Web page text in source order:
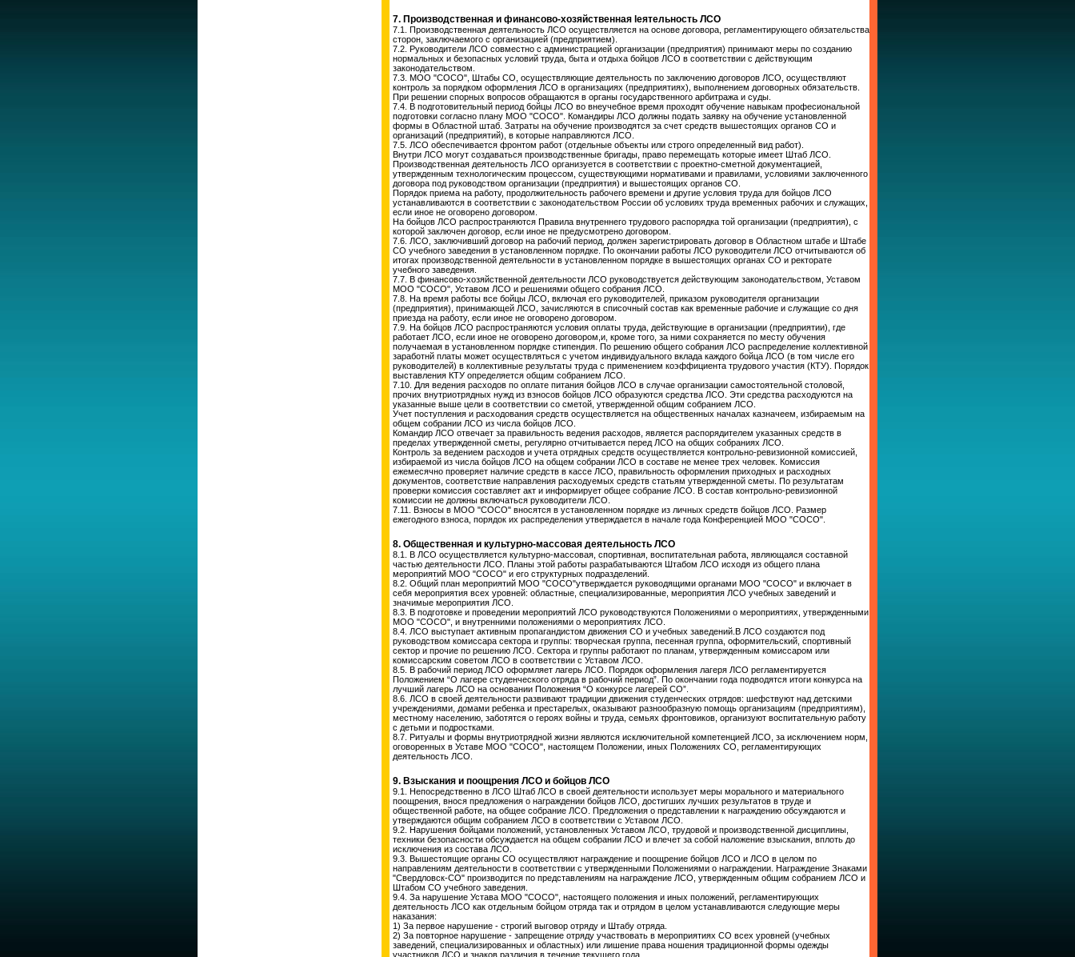
7. Производственная и финансово-хозяйственная lеятельность ЛСО
7.1. Производственная деятельность ЛСО осуществляется на основе договора, регламентирующего обязательства
сторон, заключаемого с организацией (предприятием).
7.2. Руководители ЛСО совместно с администрацией организации (предприятия) принимают меры по созданию
нормальных и безопасных условий труда, быта и отдыха бойцов ЛСО в соответствии с действующим
законодательством.
7.3. МОО "СОСО", Штабы СО, осуществляющие деятельность по заключению договоров ЛСО, осуществляют
контроль за порядком оформления ЛСО в организациях (предприятиях), выполнением договорных обязательств.
При решении спорных вопросов обращаются в органы государственного арбитража и суды.
7.4. В подготовительный период бойцы ЛСО во внеучебное время проходят обучение навыкам професиональной
подготовки согласно плану МОО "СОСО". Командиры ЛСО должны подать заявку на обучение установленной
формы в Областной штаб. Затраты на обучение производятся за счет средств вышестоящих органов СО и
организаций (предприятий), в которые направляются ЛСО.
7.5. ЛСО обеспечивается фронтом работ (отдельные объекты или строго определенный вид работ).
Внутри ЛСО могут создаваться производственные бригады, право перемещать которые имеет Штаб ЛСО.
Производственная деятельность ЛСО организуется в соответствии с проектно-сметной документацией,
утвержденным технологическим процессом, существующими нормативами и правилами, условиями заключенного
договора под руководством организации (предприятия) и вышестоящих органов СО.
Порядок приема на работу, продолжительность рабочего времени и другие условия труда для бойцов ЛСО
устанавливаются в соответствии с законодательством России об условиях труда временных рабочих и служащих,
если иное не оговорено договором.
На бойцов ЛСО распространяются Правила внутреннего трудового распорядка той организации (предприятия), с
которой заключен договор, если иное не предусмотрено договором.
7.6. ЛСО, заключивший договор на рабочий период, должен зарегистрировать договор в Областном штабе и Штабе
СО учебного заведения в установленном порядке. По окончании работы ЛСО руководители ЛСО отчитываются об
итогах производственной деятельности в установленном порядке в вышестоящих органах СО и ректорате
учебного заведения.
7.7. В финансово-хозяйственной деятельности ЛСО руководствуется действующим законодательством, Уставом
МОО "СОСО", Уставом ЛСО и решениями общего собрания ЛСО.
7.8. На время работы все бойцы ЛСО, включая его руководителей, приказом руководителя организации
(предприятия), принимающей ЛСО, зачисляются в списочный состав как временные рабочие и служащие со дня
приезда на работу, если иное не оговорено договором.
7.9. На бойцов ЛСО распространяются условия оплаты труда, действующие в организации (предприятии), где
работает ЛСО, если иное не оговорено договором,и, кроме того, за ними сохраняется по месту обучения
получаемая в установленном порядке стипендия. По решению общего собрания ЛСО распределение коллективной
заработнй платы может осуществляться с учетом индивидуального вклада каждого бойца ЛСО (в том числе его
руководителей) в коллективные результаты труда с применением коэффициента трудового участия (КТУ). Порядок
выставления КТУ определяется общим собранием ЛСО.
7.10. Для ведения расходов по оплате питания бойцов ЛСО в случае организации самостоятельной столовой,
прочих внутриотрядных нужд из взносов бойцов ЛСО образуются средства ЛСО. Эти средства расходуются на
указанные выше цели в соответствии со сметой, утвержденной общим собранием ЛСО.
Учет поступления и расходования средств осуществляется на общественных началах казначеем, избираемым на
общем собрании ЛСО из числа бойцов ЛСО.
Командир ЛСО отвечает за правильность ведения расходов, является распорядителем указанных средств в
пределах утвержденной сметы, регулярно отчитывается перед ЛСО на общих собраниях ЛСО.
Контроль за ведением расходов и учета отрядных средств осуществляется контрольно-ревизионной комиссией,
избираемой из числа бойцов ЛСО на общем собрании ЛСО в составе не менее трех человек. Комиссия
ежемесячно проверяет наличие средств в кассе ЛСО, правильность оформления приходных и расходных
документов, соответствие направления расходуемых средств статьям утвержденной сметы. По результатам
проверки комиссия составляет акт и информирует общее собрание ЛСО. В состав контрольно-ревизионной
комиссии не должны включаться руководители ЛСО.
7.11. Взносы в МОО "СОСО" вносятся в установленном порядке из личных средств бойцов ЛСО. Размер
ежегодного взноса, порядок их распределения утверждается в начале года Конференцией МОО "СОСО".
8. Общественная и культурно-массовая деятельность ЛСО
8.1. В ЛСО осуществляется культурно-массовая, спортивная, воспитательная работа, являющаяся составной
частью деятельности ЛСО. Планы этой работы разрабатываются Штабом ЛСО исходя из общего плана
мероприятий МОО "СОСО" и его структурных подразделений.
8.2. Общий план мероприятий МОО "СОСО"утверждается руководящими органами МОО "СОСО" и включает в
себя мероприятия всех уровней: областные, специализированные, мероприятия ЛСО учебных заведений и
значимые мероприятия ЛСО.
8.3. В подготовке и проведении мероприятий ЛСО руководствуются Положениями о мероприятиях, утвержденными
МОО "СОСО", и внутренними положениями о мероприятиях ЛСО.
8.4. ЛСО выступает активным пропагандистом движения СО и учебных заведений.В ЛСО создаются под
руководством комиссара сектора и группы: творческая группа, песенная группа, оформительский, спортивный
сектор и прочие по решению ЛСО. Сектора и группы работают по планам, утвержденным комиссаром или
комиссарским советом ЛСО в соответствии с Уставом ЛСО.
8.5. В рабочий период ЛСО оформляет лагерь ЛСО. Порядок оформления лагеря ЛСО регламентируется
Положением “О лагере студенческого отряда в рабочий период”. По окончании года подводятся итоги конкурса на
лучший лагерь ЛСО на основании Положения “О конкурсе лагерей СО”.
8.6. ЛСО в своей деятельности развивают традиции движения студенческих отрядов: шефствуют над детскими
учреждениями, домами ребенка и престарелых, оказывают разнообразную помощь организациям (предприятиям),
местному населению, заботятся о героях войны и труда, семьях фронтовиков, организуют воспитательную работу
с детьми и подростками.
8.7. Ритуалы и формы внутриотрядной жизни являются исключительной компетенцией ЛСО, за исключением норм,
оговоренных в Уставе МОО "СОСО", настоящем Положении, иных Положениях СО, регламентирующих
деятельность ЛСО.
9. Взыскания и поощрения ЛСО и бойцов ЛСО
9.1. Непосредственно в ЛСО Штаб ЛСО в своей деятельности использует меры морального и материального
поощрения, внося предложения о награждении бойцов ЛСО, достигших лучших результатов в труде и
общественной работе, на общее собрание ЛСО. Предложения о представлении к награждению обсуждаются и
утверждаются общим собранием ЛСО в соответствии с Уставом ЛСО.
9.2. Нарушения бойцами положений, установленных Уставом ЛСО, трудовой и производственной дисциплины,
техники безопасности обсуждается на общем собрании ЛСО и влечет за собой наложение взыскания, вплоть до
исключения из состава ЛСО.
9.3. Вышестоящие органы СО осуществляют награждение и поощрение бойцов ЛСО и ЛСО в целом по
направлениям деятельности в соответствии с утвержденными Положениями о награждении. Награждение Знаками
"Свердловск-СО" производится по представлениям на награждение ЛСО, утвержденным общим собранием ЛСО и
Штабом СО учебного заведения.
9.4. За нарушение Устава МОО "СОСО", настоящего положения и иных положений, регламентирующих
деятельность ЛСО как отдельным бойцом отряда так и отрядом в целом устанавливаются следующие меры
наказания:
1) За первое нарушение - строгий выговор отряду и Штабу отряда.
2) За повторное нарушение - запрещение отряду участвовать в мероприятиях СО всех уровней (учебных
заведений, специализированных и областных) или лишение права ношения традиционной формы одежды
участников ЛСО и знаков различия в течение текущего года.